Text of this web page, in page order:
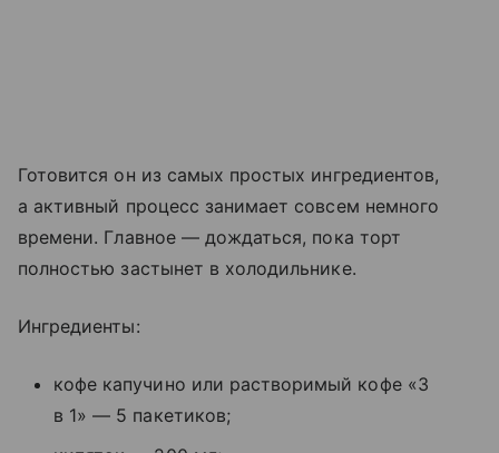
Готовится он из самых простых ингредиентов,
а активный процесс занимает совсем немного
времени. Главное — дождаться, пока торт
полностью застынет в холодильнике.
Ингредиенты:
кофе капучино или растворимый кофе «3
в 1» — 5 пакетиков;